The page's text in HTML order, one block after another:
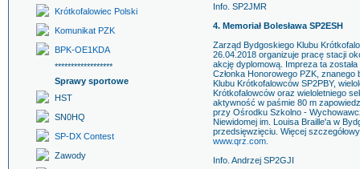
Krótkofalowiec Polski
Komunikat PZK
BPK-OE1KDA
******************
Sprawy sportowe
HST
SN0HQ
SP-DX Contest
Zawody
Info. SP2JMR
4. Memoriał Bolesława SP2ESH
Zarząd Bydgoskiego Klubu
26.04.2018 organizuje pracę stacji
akcję dyplomową. Impreza ta
Członka Honorowego PZK,
Klubu Krótkofalowców SP2PBY,
Krótkofalowców oraz wieloletniego
aktywność w paśmie 80 m
przy Ośrodku Szkolno -
Niewidomej im. Louisa Braille'a w
przedsięwzięciu. Więcej
www.qrz.com.
Info. Andrzej SP2GJI